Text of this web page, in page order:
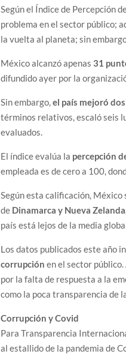
Según el Índice de Percepción
problema en el sector público;
la vuelta al planeta; sin
México alcanzó apenas 31
difundido ayer por la
Sin embargo,el país mejoró
términos relativos, escaló seis
evaluados.
El índice evalúa la percepción
empleada es de cero a 100,
Según esta calificación,
de Dinamarca y Nueva
país está lejos de la media
Los datos publicados este año
corrupción en el sector
por la falta de respuesta a la
como la poca transparencia de
Corrupción y Covid
Para Transparencia
al estallido de la pandemia de